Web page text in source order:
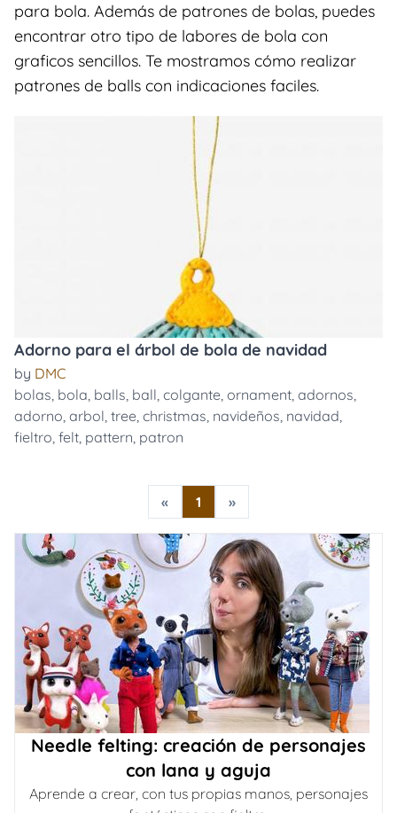
para bola. Además de patrones de bolas, puedes
encontrar otro tipo de labores de bola con
graficos sencillos. Te mostramos cómo realizar
patrones de balls con indicaciones faciles.
Adorno para el árbol de bola de navidad
by DMC
bolas, bola, balls, ball, colgante, ornament, adornos,
adorno, arbol, tree, christmas, navideños, navidad,
fieltro, felt, pattern, patron
« 1 »
Needle felting: creación de personajes
con lana y aguja
Aprende a crear, con tus propias manos, personajes